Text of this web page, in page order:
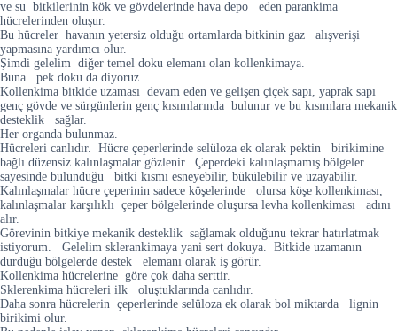
ve su bitkilerinin kök ve gövdelerinde hava depo eden parankima
hücrelerinden oluşur.
Bu hücreler havanın yetersiz olduğu ortamlarda bitkinin gaz alışverişi
yapmasına yardımcı olur.
Şimdi gelelim diğer temel doku elemanı olan kollenkimaya.
Buna pek doku da diyoruz.
Kollenkima bitkide uzaması devam eden ve gelişen çiçek sapı, yaprak sapı
genç gövde ve sürgünlerin genç kısımlarında bulunur ve bu kısımlara mekanik
desteklik sağlar.
Her organda bulunmaz.
Hücreleri canlıdır. Hücre çeperlerinde selüloza ek olarak pektin birikimine
bağlı düzensiz kalınlaşmalar gözlenir. Çeperdeki kalınlaşmamış bölgeler
sayesinde bulunduğu bitki kısmı esneyebilir, bükülebilir ve uzayabilir.
Kalınlaşmalar hücre çeperinin sadece köşelerinde olursa köşe kollenkiması,
kalınlaşmalar karşılıklı çeper bölgelerinde oluşursa levha kollenkiması adını
alır.
Görevinin bitkiye mekanik desteklik sağlamak olduğunu tekrar hatırlatmak
istiyorum. Gelelim sklerankimaya yani sert dokuya. Bitkide uzamanın
durduğu bölgelerde destek elemanı olarak iş görür.
Kollenkima hücrelerine göre çok daha serttir.
Sklerenkima hücreleri ilk oluştuklarında canlıdır.
Daha sonra hücrelerin çeperlerinde selüloza ek olarak bol miktarda lignin
birikimi olur.